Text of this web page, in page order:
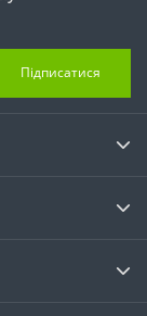
Підписатися